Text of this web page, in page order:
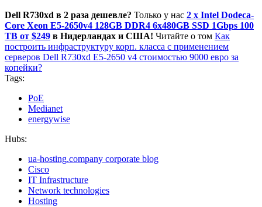
Dell R730xd в 2 раза дешевле? Только у нас 2 х Intel Dodeca-
Core Xeon E5-2650v4 128GB DDR4 6x480GB SSD 1Gbps 100
ТВ от $249 в Нидерландах и США! Читайте о том Как
построить инфраструктуру корп. класса c применением
серверов Dell R730xd Е5-2650 v4 стоимостью 9000 евро за
копейки?
Tags:
PoE
Medianet
energywise
Hubs:
ua-hosting.company corporate blog
Cisco
IT Infrastructure
Network technologies
Hosting